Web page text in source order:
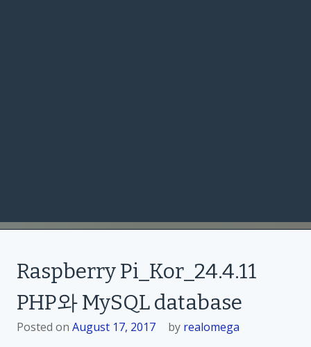
Raspberry Pi_Kor_24.4.11
PHP와 MySQL database
Posted on August 17, 2017 by realomega